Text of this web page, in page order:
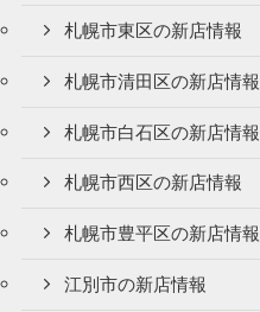
札幌市東区の新店情報
札幌市清田区の新店情報
札幌市白石区の新店情報
札幌市西区の新店情報
札幌市豊平区の新店情報
江別市の新店情報